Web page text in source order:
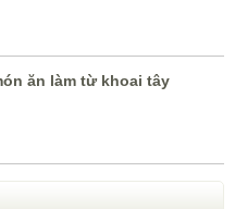
ăn làm từ khoai tây